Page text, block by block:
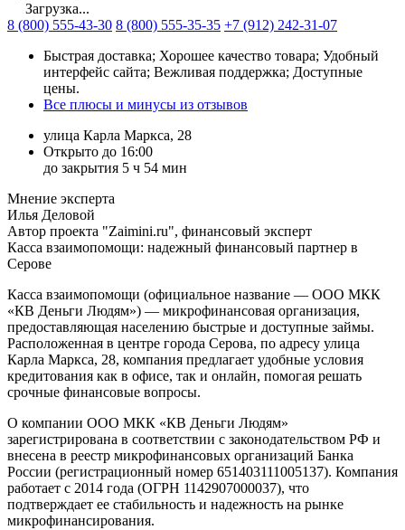
Загрузка...
8 (800) 555-43-30 8 (800) 555-35-35 +7 (912) 242-31-07
Быстрая доставка; Хорошее качество товара; Удобный
интерфейс сайта; Вежливая поддержка; Доступные
цены.
Все плюсы и минусы из отзывов
улица Карла Маркса, 28
Открыто до 16:00
до закрытия 5 ч 54 мин
Мнение эксперта
Илья Деловой
Автор проекта "Zaimini.ru", финансовый эксперт
Касса взаимопомощи: надежный финансовый партнер в
Серове
Касса взаимопомощи (официальное название — ООО МКК
«КВ Деньги Людям») — микрофинансовая организация,
предоставляющая населению быстрые и доступные займы.
Расположенная в центре города Серова, по адресу улица
Карла Маркса, 28, компания предлагает удобные условия
кредитования как в офисе, так и онлайн, помогая решать
срочные финансовые вопросы.
О компании ООО МКК «КВ Деньги Людям»
зарегистрирована в соответствии с законодательством РФ и
внесена в реестр микрофинансовых организаций Банка
России (регистрационный номер 651403111005137). Компания
работает с 2014 года (ОГРН 1142907000037), что
подтверждает ее стабильность и надежность на рынке
микрофинансирования.